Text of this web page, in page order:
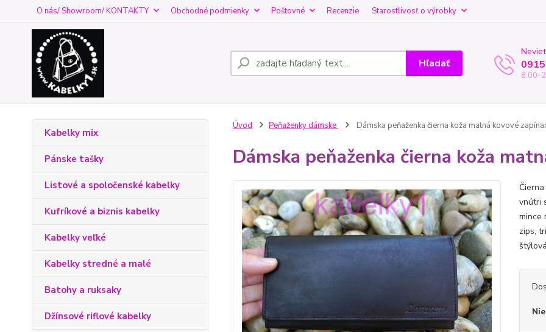
O nás/ Showroom/ KONTAKTY Obchodné podmienky Poštovné Recenzie Starostlivosť o výrobky
Hľadať
8.00-
Kabelky mix
Pánske tašky
Listové a spoločenské kabelky
Kufríkové a biznis kabelky
Kabelky veľké
Kabelky stredné a malé
Batohy a ruksaky
Džínsové riflové kabelky
Úvod Peňaženky dámske Dámska peňaženka čierna koža matná kovové
Dámska peňaženka čierna koža
vnútri
mince
zips,